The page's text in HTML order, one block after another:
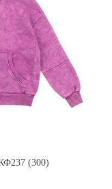
(300)